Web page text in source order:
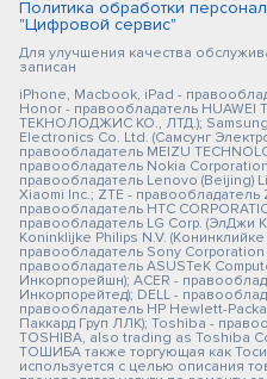
Политика обработки
"Цифровой сервис"
Для улучшения качества
записан
iPhone, Macbook, iPad -
Honor - правообладатель HUAWEI
ТЕКНОЛОДЖИС КО., ЛТД.); Samsung
Electronics Co. Ltd. (Самсунг
правообладатель MEIZU
правообладатель Nokia
правообладатель Lenovo (Beijing)
Xiaomi Inc.; ZTE - правообладатель
правообладатель HTC
правообладатель LG Corp. (ЭлДжи
Koninklijke Philips N.V.
правообладатель Sony
правообладатель ASUSTeK
Инкорпорейшн); ACER -
Инкорпорейтед); DELL -
правообладатель HP Hewlett-
Паккард Груп ЛЛК); Toshiba -
TOSHIBA, also trading as Toshiba
ТОШИБА также торгующая как
используется с целью описания